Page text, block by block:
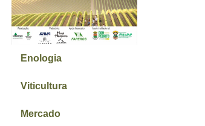
Enologia
Viticultura
Mercado